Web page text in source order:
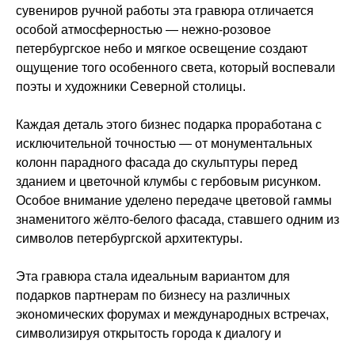
сувениров ручной работы эта гравюра отличается
особой атмосферностью — нежно-розовое
петербургское небо и мягкое освещение создают
ощущение того особенного света, который воспевали
поэты и художники Северной столицы.
Каждая деталь этого бизнес подарка проработана с
исключительной точностью — от монументальных
колонн парадного фасада до скульптуры перед
зданием и цветочной клумбы с гербовым рисунком.
Особое внимание уделено передаче цветовой гаммы
знаменитого жёлто-белого фасада, ставшего одним из
символов петербургской архитектуры.
Эта гравюра стала идеальным вариантом для
подарков партнерам по бизнесу на различных
экономических форумах и международных встречах,
символизируя открытость города к диалогу и